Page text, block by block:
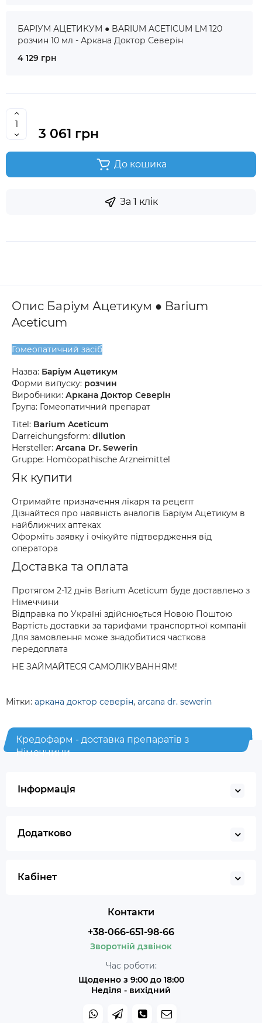
БАРІУМ АЦЕТИКУМ ● BARIUM ACETICUM LM 120
розчин 10 мл - Аркана Доктор Северін
4 129 грн
3 061 грн
До кошика
За 1 клік
Опис Баріум Ацетикум ● Barium
Aceticum
Гомеопатичний засіб
Назва: Баріум Ацетикум
Форми випуску: розчин
Виробники: Аркана Доктор Северін
Група: Гомеопатичний препарат
Titel: Barium Aceticum
Darreichungsform: dilution
Hersteller: Arcana Dr. Sewerin
Gruppe: Homöopathische Arzneimittel
Як купити
Отримайте призначення лікаря та рецепт
Дізнайтеся про наявність аналогів Баріум Ацетикум в
найближчих аптеках
Оформіть заявку і очікуйте підтвердження від
оператора
Доставка та оплата
Протягом 2-12 днів Barium Aceticum буде доставлено з
Німеччини
Відправка по Україні здійснюється Новою Поштою
Вартість доставки за тарифами транспортної компанії
Для замовлення може знадобитися часткова
передоплата
НЕ ЗАЙМАЙТЕСЯ САМОЛІКУВАННЯМ!
Мітки: аркана доктор северін, arcana dr. sewerin
Кредофарм - доставка препаратів з
Німеччини
Інформація
Додатково
Кабінет
Контакти
+38-066-651-98-66
Зворотній дзвінок
Час роботи:
Щоденно з 9:00 до 18:00
Неділя - вихідний